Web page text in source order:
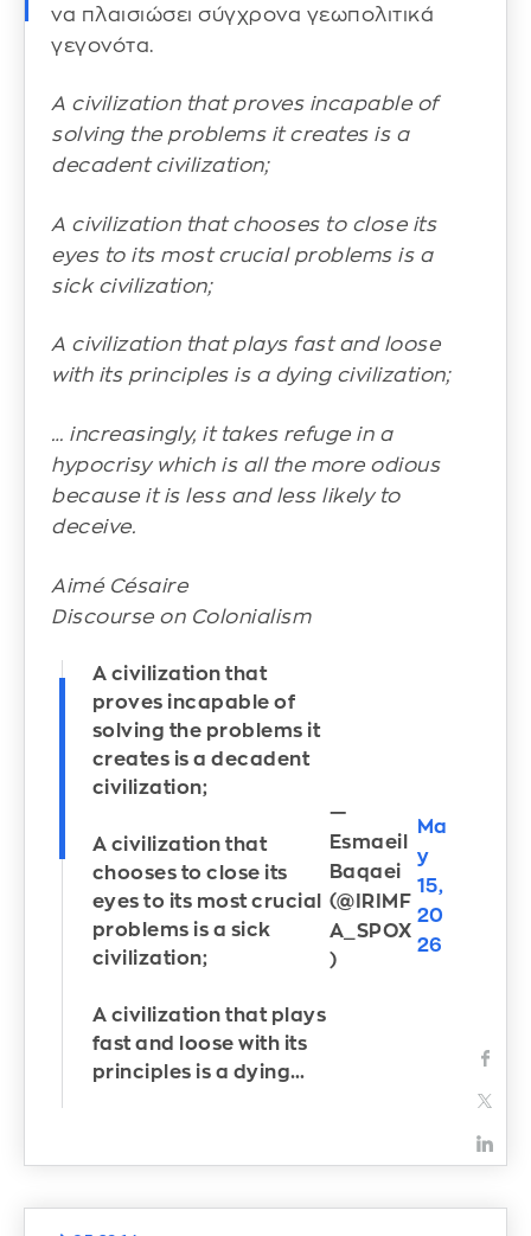
να πλαισιώσει σύγχρονα γεωπολιτικά
γεγονότα.
A civilization that proves incapable of
solving the problems it creates is a
decadent civilization;
A civilization that chooses to close its
eyes to its most crucial problems is a
sick civilization;
A civilization that plays fast and loose
with its principles is a dying civilization;
… increasingly, it takes refuge in a
hypocrisy which is all the more odious
because it is less and less likely to
deceive.
Aimé Césaire
Discourse on Colonialism
A civilization that
proves incapable of
solving the problems it
creates is a decadent
civilization;
A civilization that
chooses to close its
eyes to its most crucial
problems is a sick
civilization;
A civilization that plays
fast and loose with its
principles is a dying…
—
Esmaeil
Baqaei
(@IRIMF
A_SPOX
)
Ma
y
15,
20
26